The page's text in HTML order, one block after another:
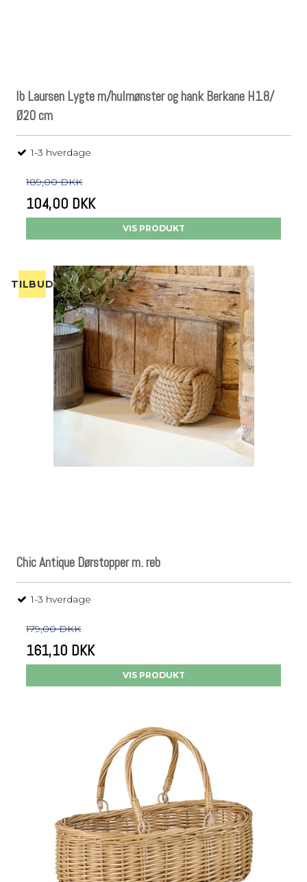
Ib Laursen Lygte m/hulmønster og hank Berkane H18/
Ø20 cm
1-3 hverdage
189,00 DKK
104,00 DKK
VIS PRODUKT
TILBUD
Chic Antique Dørstopper m. reb
1-3 hverdage
179,00 DKK
161,10 DKK
VIS PRODUKT